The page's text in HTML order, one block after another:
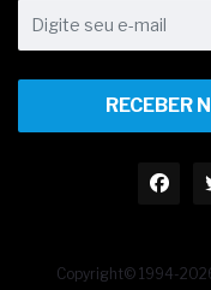
RECEBER
Copyright© 1994-